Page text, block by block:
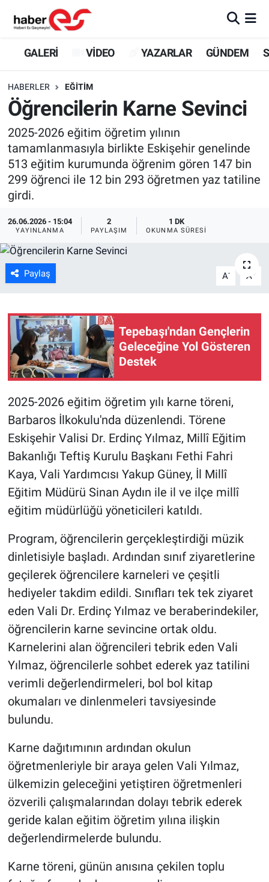
GALERİ VİDEO YAZARLAR GÜNDEM
HABERLER EĞİTİM
Öğrencilerin Karne Sevinci
2025-2026 eğitim öğretim yılının
tamamlanmasıyla birlikte Eskişehir genelinde
513 eğitim kurumunda öğrenim gören 147 bin
299 öğrenci ile 12 bin 293 öğretmen yaz tatiline
girdi.
26.06.2026 - 15:04
YAYINLANMA
2
PAYLAŞIM
1 DK
OKUNMA SÜRESI
Paylaş A- A +
Tepebaşı'ndan Gençlerin
Geleceğine Yol Gösteren
Destek
2025-2026 eğitim öğretim yılı karne töreni,
Barbaros İlkokulu'nda düzenlendi. Törene
Eskişehir Valisi Dr. Erdinç Yılmaz, Millî Eğitim
Bakanlığı Teftiş Kurulu Başkanı Fethi Fahri
Kaya, Vali Yardımcısı Yakup Güney, İl Millî
Eğitim Müdürü Sinan Aydın ile il ve ilçe millî
eğitim müdürlüğü yöneticileri katıldı.
Program, öğrencilerin gerçekleştirdiği müzik
dinletisiyle başladı. Ardından sınıf ziyaretlerine
geçilerek öğrencilere karneleri ve çeşitli
hediyeler takdim edildi. Sınıfları tek tek ziyaret
eden Vali Dr. Erdinç Yılmaz ve beraberindekiler,
öğrencilerin karne sevincine ortak oldu.
Karnelerini alan öğrencileri tebrik eden Vali
Yılmaz, öğrencilerle sohbet ederek yaz tatilini
verimli değerlendirmeleri, bol bol kitap
okumaları ve dinlenmeleri tavsiyesinde
bulundu.
Karne dağıtımının ardından okulun
öğretmenleriyle bir araya gelen Vali Yılmaz,
ülkemizin geleceğini yetiştiren öğretmenleri
özverili çalışmalarından dolayı tebrik ederek
geride kalan eğitim öğretim yılına ilişkin
değerlendirmelerde bulundu.
Karne töreni, günün anısına çekilen toplu
GALERİ
YAZARLAR
GÜNDEM
SİYASET
TEKNOLOJİ
EKONOMİ
SPOR
Eskişehir Nöbetçi Eczaneler
Eskişehir Trafik Yoğunluk Haritası
Süper Lig Puan Durumu ve Fikstür
Tüm Manşetler
Son Dakika Haberleri
Haber Arşivi